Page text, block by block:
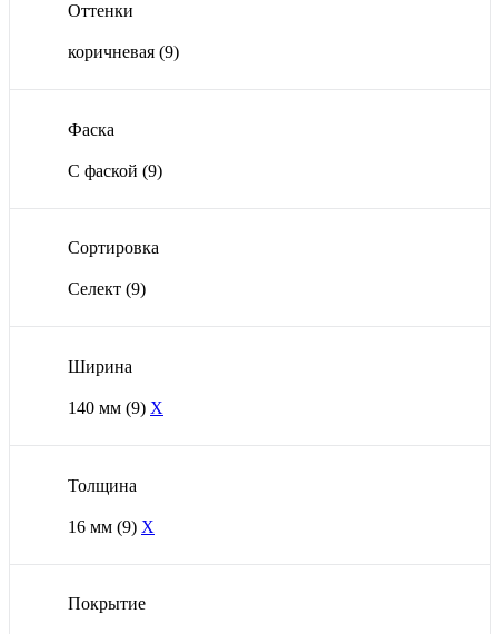
Оттенки
коричневая (9)
Фаска
С фаской (9)
Сортировка
Селект (9)
Ширина
140 мм (9) X
Толщина
16 мм (9) X
Покрытие